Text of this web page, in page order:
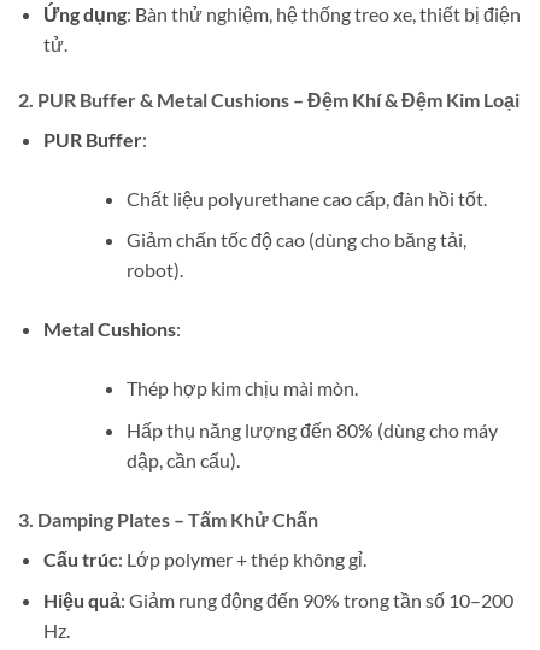
Ứng dụng: Bàn thử nghiệm, hệ thống treo xe, thiết bị điện
tử.
2. PUR Buffer & Metal Cushions – Đệm Khí & Đệm Kim Loại
PUR Buffer:
Chất liệu polyurethane cao cấp, đàn hồi tốt.
Giảm chấn tốc độ cao (dùng cho băng tải,
robot).
Metal Cushions:
Thép hợp kim chịu mài mòn.
Hấp thụ năng lượng đến 80% (dùng cho máy
dập, cần cẩu).
3. Damping Plates – Tấm Khử Chấn
Cấu trúc: Lớp polymer + thép không gỉ.
Hiệu quả: Giảm rung động đến 90% trong tần số 10–200
Hz.